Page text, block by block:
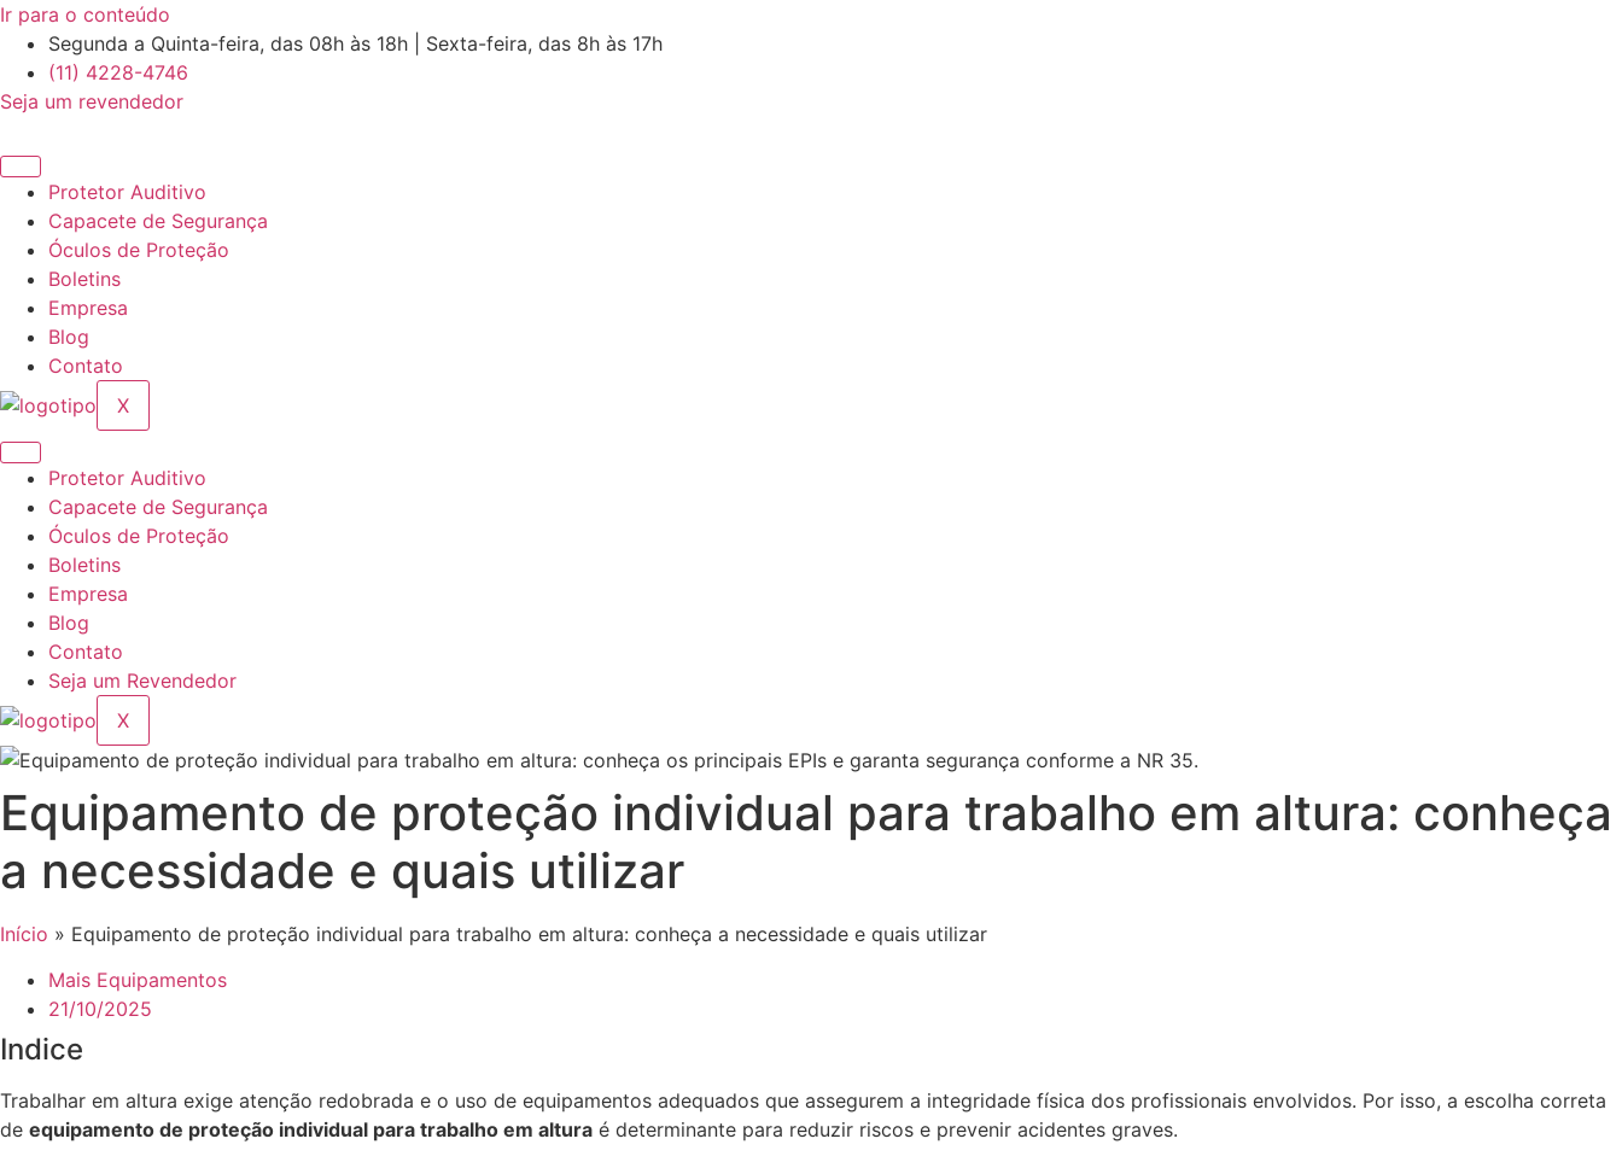
Ir para o conteúdo
Segunda a Quinta-feira, das 08h às 18h | Sexta-feira, das 8h às 17h
(11) 4228-4746
Seja um revendedor
Protetor Auditivo
Capacete de Segurança
Óculos de Proteção
Boletins
Empresa
Blog
Contato
X
Protetor Auditivo
Capacete de Segurança
Óculos de Proteção
Boletins
Empresa
Blog
Contato
Seja um Revendedor
X
Equipamento de proteção individual para trabalho em altura: conheça
a necessidade e quais utilizar
Início » Equipamento de proteção individual para trabalho em altura: conheça a necessidade e quais utilizar
Mais Equipamentos
21/10/2025
Indice
Trabalhar em altura exige atenção redobrada e o uso de equipamentos adequados que assegurem a integridade física dos profissionais envolvidos. Por isso, a escolha correta
de equipamento de proteção individual para trabalho em altura é determinante para reduzir riscos e prevenir acidentes graves.